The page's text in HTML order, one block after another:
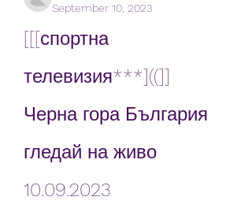
September 10, 2023
[[[спортна
телевизия***]((]]
Черна гора България
гледай на живо
10.09.2023